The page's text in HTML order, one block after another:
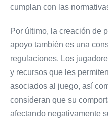
cumplan con las
Por último, la creación de
apoyo también es una
regulaciones. Los
y recursos que les
asociados al juego, así
consideran que su
afectando negativamente